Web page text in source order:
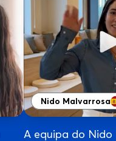
Nido Malvarrosa
A equipa do